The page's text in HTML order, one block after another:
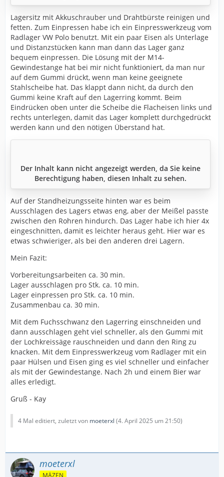
Lagersitz mit Akkuschrauber und Drahtbürste reinigen und
fetten. Zum Einpressen habe ich ein Einpresswerkzeug vom
Radlager VW Polo benutzt. Mit ein paar Eisen als Unterlage
und Distanzstücken kann man dann das Lager ganz
bequem einpressen. Die Lösung mit der M14-
Gewindestange hat bei mir nicht funktioniert, da man nur
auf dem Gummi drückt, wenn man keine geeignete
Stahlscheibe hat. Das klappt dann nicht, da durch den
Gummi keine Kraft auf den Lagerring kommt. Beim
Eindrücken oben unter die Scheibe die Flacheisen links und
rechts unterlegen, damit das Lager komplett durchgedrückt
werden kann und den nötigen Überstand hat.
Der Inhalt kann nicht angezeigt werden, da Sie keine
Berechtigung haben, diesen Inhalt zu sehen.
Auf der Standheizungsseite hinten war es beim
Ausschlagen des Lagers etwas eng, aber der Meißel passte
zwischen den Rohren hindurch. Das Lager habe ich hier 4x
eingeschnitten, damit es leichter heraus geht. Hier war es
etwas schwieriger, als bei den anderen drei Lagern.
Mein Fazit:
Vorbereitungsarbeiten ca. 30 min.
Lager ausschlagen pro Stk. ca. 10 min.
Lager einpressen pro Stk. ca. 10 min.
Zusammenbau ca. 30 min.
Mit dem Fuchsschwanz den Lagerring einschneiden und
dann ausschlagen geht viel schneller, als den Gummi mit
der Lochkreissäge rauschneiden und dann den Ring zu
knacken. Mit dem Einpresswerkzeug vom Radlager mit ein
paar Hülsen und Eisen ging es viel schneller und einfacher
als mit der Gewindestange. Nach 2h und einem Bier war
alles erledigt.
Gruß - Kay
4 Mal editiert, zuletzt von moeterxl (4. April 2025 um 21:50)
moeterxl
MÄZEN